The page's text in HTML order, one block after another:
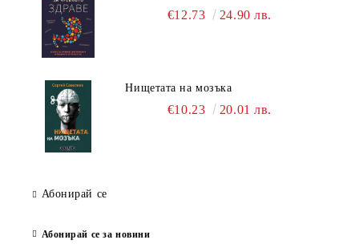
€12.73 24.90 лв.
Нищетата на мозъка
€10.23 20.01 лв.
Абонирай се
Абонирай се за новини